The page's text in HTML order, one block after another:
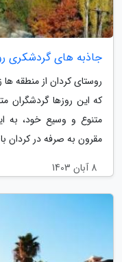
جاذبه های گردشکری
روستای کردان از منطقه
که این روزها گردشگران
متنوع و وسیع خود، به
مقرون به صرفه در کردان
8 آبان 1403